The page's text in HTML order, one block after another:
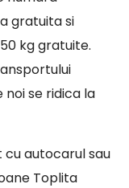
gratuita si
kg gratuite.
se ridica la
autocarul sau
Toplita